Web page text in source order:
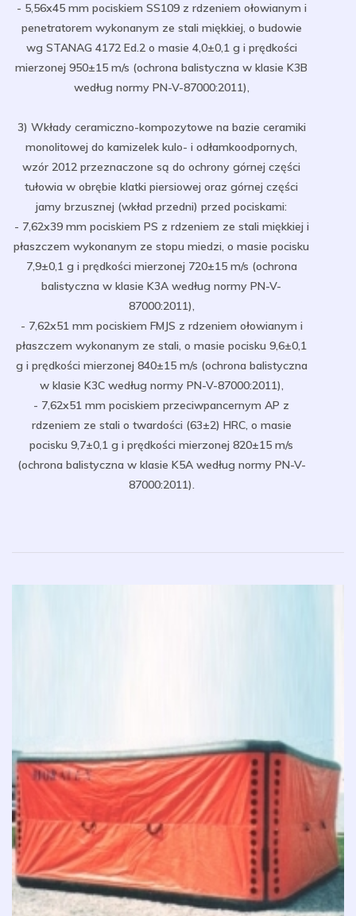
- 5,56x45 mm pociskiem SS109 z rdzeniem ołowianym i
penetratorem wykonanym ze stali miękkiej, o budowie
wg STANAG 4172 Ed.2 o masie 4,0±0,1 g i prędkości
mierzonej 950±15 m/s (ochrona balistyczna w klasie K3B
według normy PN-V-87000:2011),
3) Wkłady ceramiczno-kompozytowe na bazie ceramiki
monolitowej do kamizelek kulo- i odłamkoodpornych,
wzór 2012 przeznaczone są do ochrony górnej części
tułowia w obrębie klatki piersiowej oraz górnej części
jamy brzusznej (wkład przedni) przed pociskami:
- 7,62x39 mm pociskiem PS z rdzeniem ze stali miękkiej i
płaszczem wykonanym ze stopu miedzi, o masie pocisku
7,9±0,1 g i prędkości mierzonej 720±15 m/s (ochrona
balistyczna w klasie K3A według normy PN-V-
87000:2011),
- 7,62x51 mm pociskiem FMJS z rdzeniem ołowianym i
płaszczem wykonanym ze stali, o masie pocisku 9,6±0,1
g i prędkości mierzonej 840±15 m/s (ochrona balistyczna
w klasie K3C według normy PN-V-87000:2011),
- 7,62x51 mm pociskiem przeciwpancernym AP z
rdzeniem ze stali o twardości (63±2) HRC, o masie
pocisku 9,7±0,1 g i prędkości mierzonej 820±15 m/s
(ochrona balistyczna w klasie K5A według normy PN-V-
87000:2011).